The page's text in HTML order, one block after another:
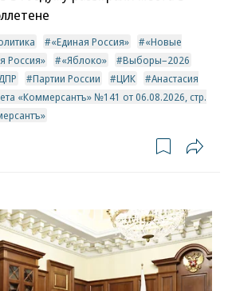
«Единая Россия»
«Новые
Россия» «Яблоко»
Выборы–2026
Партии России ЦИК
Анастасия
«Коммерсантъ» №141 от 06.08.2026, стр.